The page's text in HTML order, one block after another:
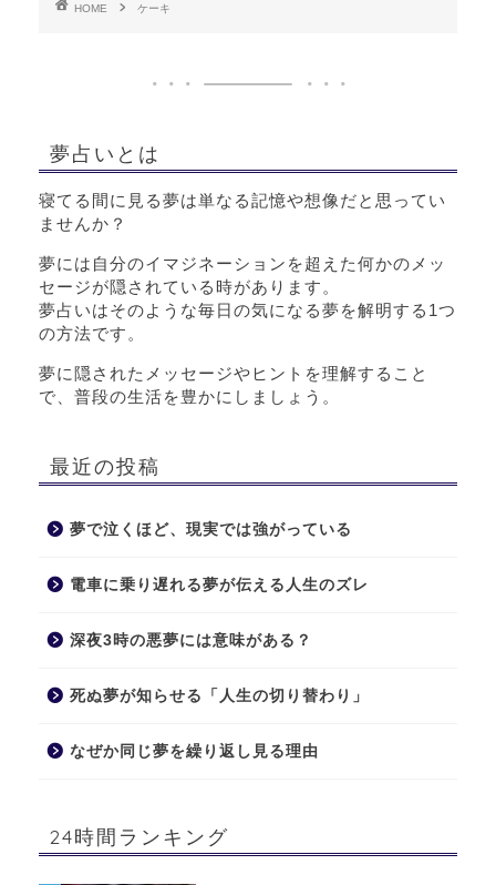
HOME ケーキ
夢占いとは
寝てる間に見る夢は単なる記憶や想像だと思ってい
ませんか？
夢には自分のイマジネーションを超えた何かのメッ
セージが隠されている時があります。
夢占いはそのような毎日の気になる夢を解明する1つ
の方法です。
夢に隠されたメッセージやヒントを理解すること
で、普段の生活を豊かにしましょう。
最近の投稿
夢で泣くほど、現実では強がっている
電車に乗り遅れる夢が伝える人生のズレ
深夜3時の悪夢には意味がある？
死ぬ夢が知らせる「人生の切り替わり」
なぜか同じ夢を繰り返し見る理由
24時間ランキング